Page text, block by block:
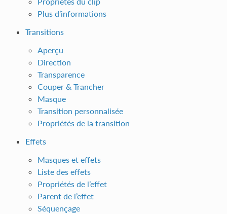
Plus d’informations
Transitions
Aperçu
Direction
Transparence
Couper & Trancher
Masque
Transition personnalisée
Propriétés de la transition
Effets
Masques et effets
Liste des effets
Propriétés de l’effet
Parent de l’effet
Séquençage